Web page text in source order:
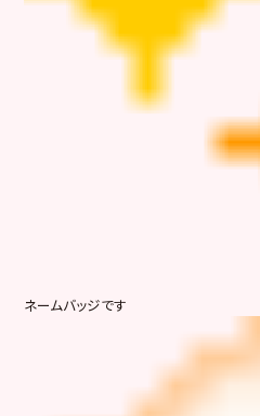
ネームバッジです